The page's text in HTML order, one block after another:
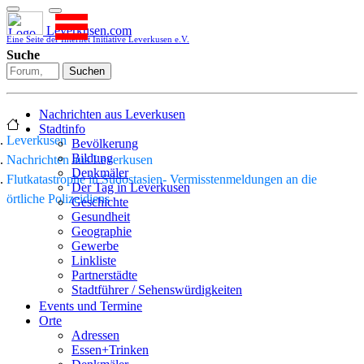
Leverkusen.com
Eine Seite der Internet Initiative Leverkusen e.V.
Suche
Suchen
Nachrichten aus Leverkusen
Stadtinfo
Bevölkerung
Bildung
Denkmäler
Der Tag in Leverkusen
Geschichte
Gesundheit
Geographie
Gewerbe
Linkliste
Partnerstädte
Stadtführer / Sehenswürdigkeiten
Stadtplan
Sport
Who is who
Events und Termine
Orte
Adressen
Essen+Trinken
Leverkusen
Nachrichten aus Leverkusen
Flutkatastrophe in Südostasien- Vermisstenmeldungen an die
örtliche Polizeidiens